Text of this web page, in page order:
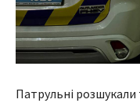
Патрульні розшукали